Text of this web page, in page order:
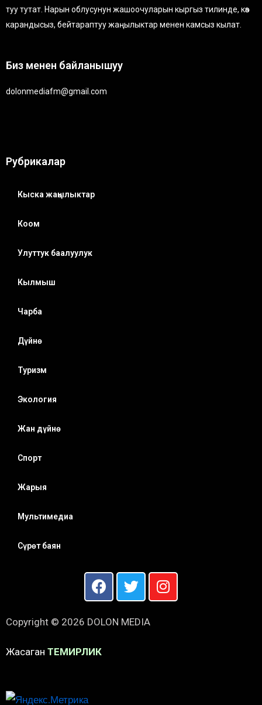
туу тутат. Нарын облусунун жашоочуларын кыргыз тилинде, көз
карандысыз, бейтараптуу жаңылыктар менен камсыз кылат.
Биз менен байланышуу
dolonmediafm@gmail.com
Рубрикалар
Кыска жаңылыктар
Коом
Улуттук баалуулук
Кылмыш
Чарба
Дүйнө
Туризм
Экология
Жан дүйнө
Спорт
Жарыя
Мультимедиа
Сүрөт баян
Copyright © 2026 DOLON MEDIA
Жасаган ТЕМИРЛИК